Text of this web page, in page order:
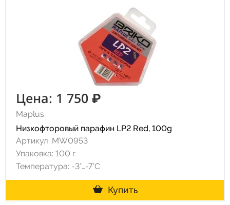
Цена: 1 750 ₽
Maplus
Низкофторовый парафин LP2 Red, 100g
Артикул: MW0953
Упаковка: 100 г
Температура: -3°…-7°C
Купить